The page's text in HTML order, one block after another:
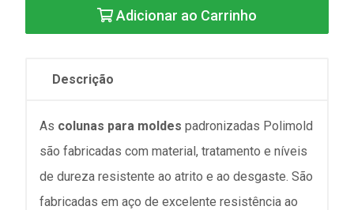
Adicionar ao Carrinho
Descrição
As colunas para moldes padronizadas Polimold
são fabricadas com material, tratamento e níveis
de dureza resistente ao atrito e ao desgaste. São
fabricadas em aço de excelente resistência ao